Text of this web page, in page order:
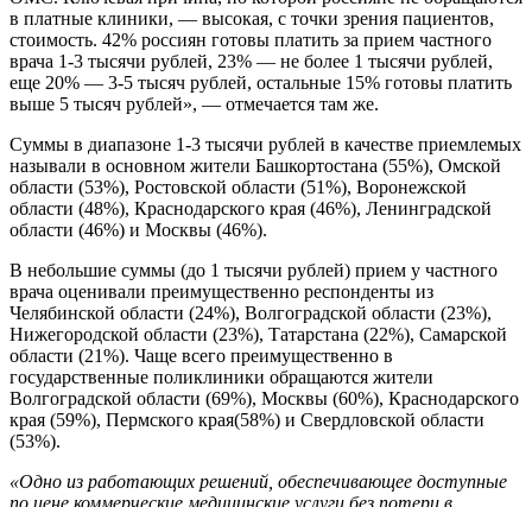
в платные клиники, — высокая, с точки зрения пациентов,
стоимость. 42% россиян готовы платить за прием частного
врача 1-3 тысячи рублей, 23% — не более 1 тысячи рублей,
еще 20% — 3-5 тысяч рублей, остальные 15% готовы платить
выше 5 тысяч рублей», — отмечается там же.
Суммы в диапазоне 1-3 тысячи рублей в качестве приемлемых
называли в основном жители Башкортостана (55%), Омской
области (53%), Ростовской области (51%), Воронежской
области (48%), Краснодарского края (46%), Ленинградской
области (46%) и Москвы (46%).
В небольшие суммы (до 1 тысячи рублей) прием у частного
врача оценивали преимущественно респонденты из
Челябинской области (24%), Волгоградской области (23%),
Нижегородской области (23%), Татарстана (22%), Самарской
области (21%). Чаще всего преимущественно в
государственные поликлиники обращаются жители
Волгоградской области (69%), Москвы (60%), Краснодарского
края (59%), Пермского края(58%) и Свердловской области
(53%).
«Одно из работающих решений, обеспечивающее доступные